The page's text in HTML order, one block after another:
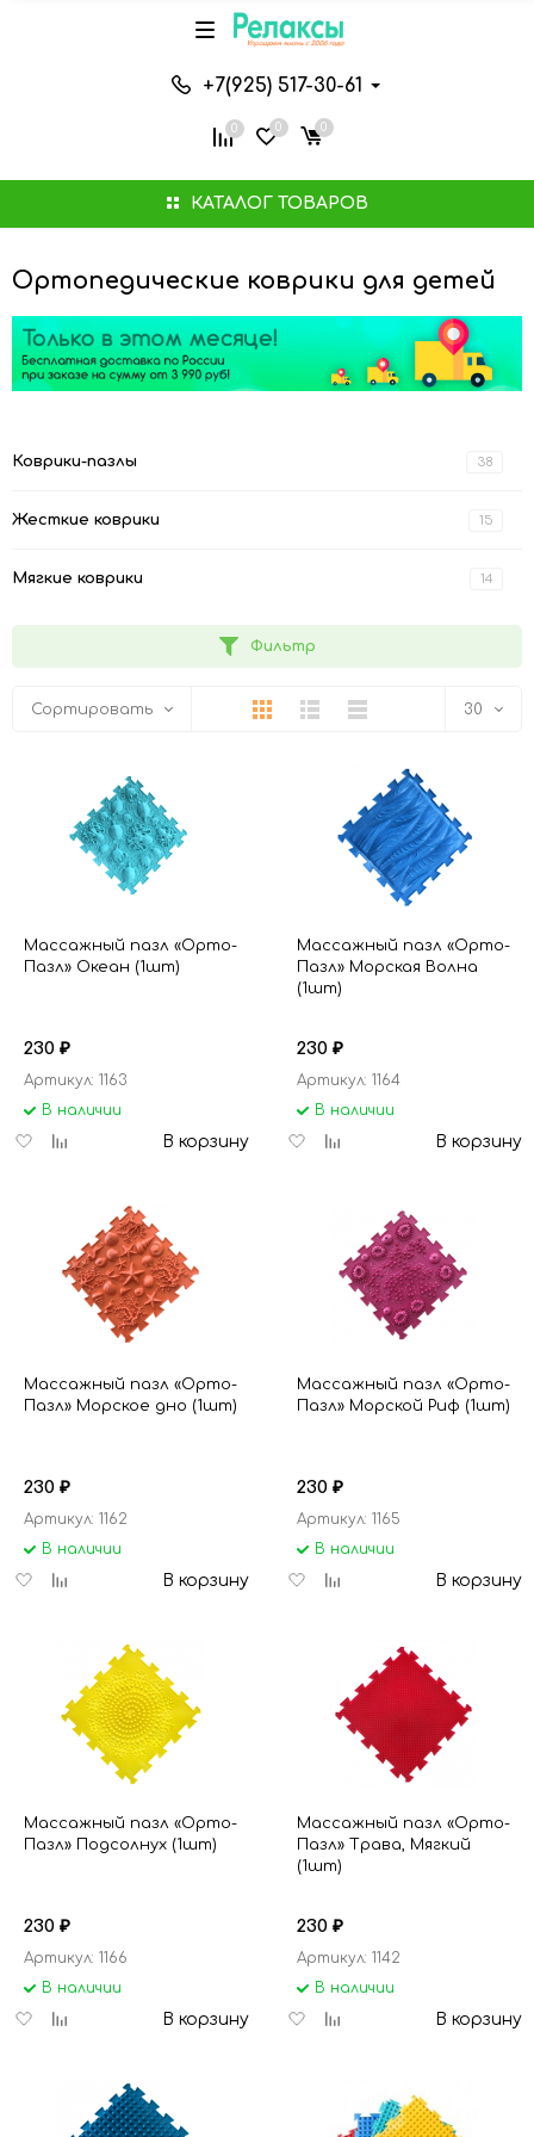
КАТАЛОГ ТОВАРОВ
+7(925) 517-30-61
0 0 0
Ортопедические коврики для детей
38
Коврики-пазлы
15
Жесткие коврики
14
Мягкие коврики
Фильтр
Сортировать ПлиткаПодробноКомпактно 30
60
90
Массажный пазл «Орто-
Пазл» Океан (1шт)
230 ₽
Артикул: 1163
В наличии
Добавить
Добавить
В корзину
Массажный пазл «Орто-
Пазл» Морская Волна
(1шт)
230 ₽
Артикул: 1164
В наличии
Добавить
Добавить
В корзину
Массажный пазл «Орто-
Пазл» Морское дно (1шт)
230 ₽
Артикул: 1162
В наличии
Добавить
Добавить
В корзину
Массажный пазл «Орто-
Пазл» Морской Риф (1шт)
230 ₽
Артикул: 1165
В наличии
Добавить
Добавить
В корзину
Массажный пазл «Орто-
Пазл» Подсолнух (1шт)
230 ₽
Артикул: 1166
В наличии
Добавить
Добавить
В корзину
Массажный пазл «Орто-
Пазл» Трава, Мягкий
(1шт)
230 ₽
Артикул: 1142
В наличии
Добавить
Добавить
В корзину